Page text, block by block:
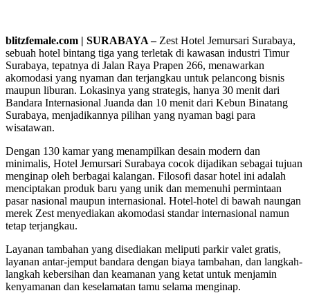
blitzfemale.com | SURABAYA –Zest Hotel Jemursari Surabaya,
sebuah hotel bintang tiga yang terletak di kawasan industri Timur
Surabaya, tepatnya di Jalan Raya Prapen 266, menawarkan
akomodasi yang nyaman dan terjangkau untuk pelancong bisnis
maupun liburan. Lokasinya yang strategis, hanya 30 menit dari
Bandara Internasional Juanda dan 10 menit dari Kebun Binatang
Surabaya, menjadikannya pilihan yang nyaman bagi para
wisatawan.
Dengan 130 kamar yang menampilkan desain modern dan
minimalis, Hotel Jemursari Surabaya cocok dijadikan sebagai tujuan
menginap oleh berbagai kalangan. Filosofi dasar hotel ini adalah
menciptakan produk baru yang unik dan memenuhi permintaan
pasar nasional maupun internasional. Hotel-hotel di bawah naungan
merek Zest menyediakan akomodasi standar internasional namun
tetap terjangkau.
Layanan tambahan yang disediakan meliputi parkir valet gratis,
layanan antar-jemput bandara dengan biaya tambahan, dan langkah-
langkah kebersihan dan keamanan yang ketat untuk menjamin
kenyamanan dan keselamatan tamu selama menginap.